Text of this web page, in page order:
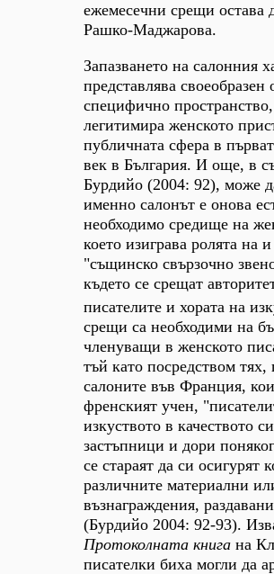
ежемесечни срещи остава
Рашко-Маджарова.
Запазването на салонния
представлява
специфично пространство,
легитимира женското
публичната сфера в
век в България. И още, в
Бурдийо (2004: 92), може
именно салонът е онова
необходимо средище на
което изиграва ролята на
"същинско свързочно
където се срещат
писателите и хората на
срещи са необходими на
членуващи в женското
тъй като посредством тях,
салоните във Франция,
френският учен,
изкуството в качеството
застъпници и дори
се стараят да си осигурят
различните материални
възнаграждения,
(Бурдийо 2004: 92-93).
Протоколната книга на
писателки биха могли да